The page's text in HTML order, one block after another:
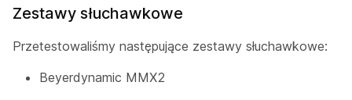
Zestawy słuchawkowe
Przetestowaliśmy następujące zestawy słuchawkowe:
Beyerdynamic MMX2